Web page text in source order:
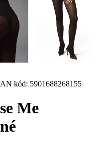
kód: 5901688268155
Me